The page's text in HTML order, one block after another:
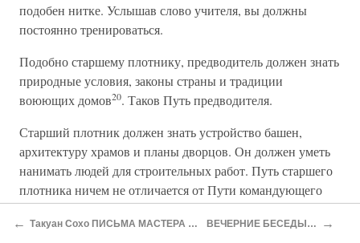
подобен нитке. Услышав слово учителя, вы должны
постоянно тренироваться.
Подобно старшему плотнику, предводитель должен знать
природные условия, законы страны и традиции
воюющих домов20. Таков Путь предводителя.
Старший плотник должен знать устройство башен,
архитектуру храмов и планы дворцов. Он должен уметь
нанимать людей для строительных работ. Путь старшего
плотника ничем не отличается от Пути командующего
армией воюющего дома.
← Такуан Сохо ПИСЬМА МАСТЕРА ДЗЭН МАСТЕРУ ФЕХТОВАНИЯ ВЕЧЕРНИЕ БЕСЕДЫ В ХРАМЕ ТОКАЙДЗИ →